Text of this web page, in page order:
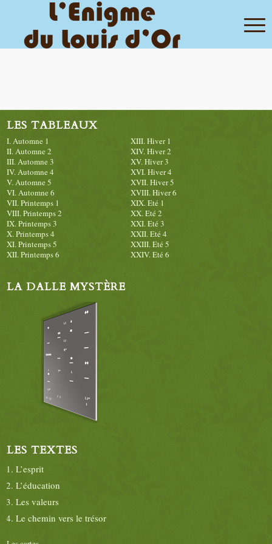
LES TABLEAUX
I. Automne 1
II. Automne 2
III. Automne 3
IV. Automne 4
V. Automne 5
VI. Automne 6
XIII. Hiver 1
XIV. Hiver 2
XV. Hiver 3
XVI. Hiver 4
XVII. Hiver 5
XVIII. Hiver 6
VII. Printemps 1
VIII. Printemps 2
IX. Printemps 3
X. Printemps 4
XI. Printemps 5
XII. Printemps 6
XIX. Eté 1
XX. Eté 2
XXI. Eté 3
XXII. Eté 4
XXIII. Eté 5
XXIV. Eté 6
LA DALLE MYSTÈRE
LES TEXTES
L’esprit
L’éducation
Les valeurs
Le chemin vers le trésor